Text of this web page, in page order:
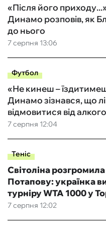
7 серпня 13:06
«Після його
Динамо розповів, як
до нього
Футбол
7 серпня 12:04
«Не кинеш –
Динамо зізнався, що
відмовитися від
Теніс
7 серпня 12:02
Світоліна
Потапову: українка
турніру WTA 1000 у